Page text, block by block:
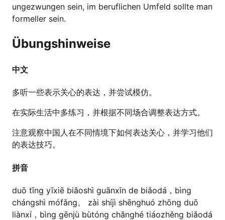
ungezwungen sein, im beruflichen Umfeld sollte man
formeller sein.
Übungshinweise
中文
多听一些表示关心的表达，并尝试模仿。
在实际生活中多练习，并根据不同场合调整表达方式。
注意观察中国人在不同情境下如何表达关心，并学习他们
的表达技巧。
拼音
duō tīng yīxiē biǎoshì guānxīn de biǎodá，bìng
chángshì mófǎng。 zài shíjì shēnghuó zhōng duō
liànxí，bìng gēnjù bùtóng chǎnghé tiáozhěng biǎodá